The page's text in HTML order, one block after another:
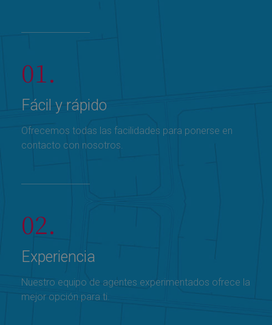
01.
Fácil y rápido
Ofrecemos todas las facilidades para ponerse en
contacto con nosotros.
02.
Experiencia
Nuestro equipo de agentes experimentados ofrece la
mejor opción para ti.